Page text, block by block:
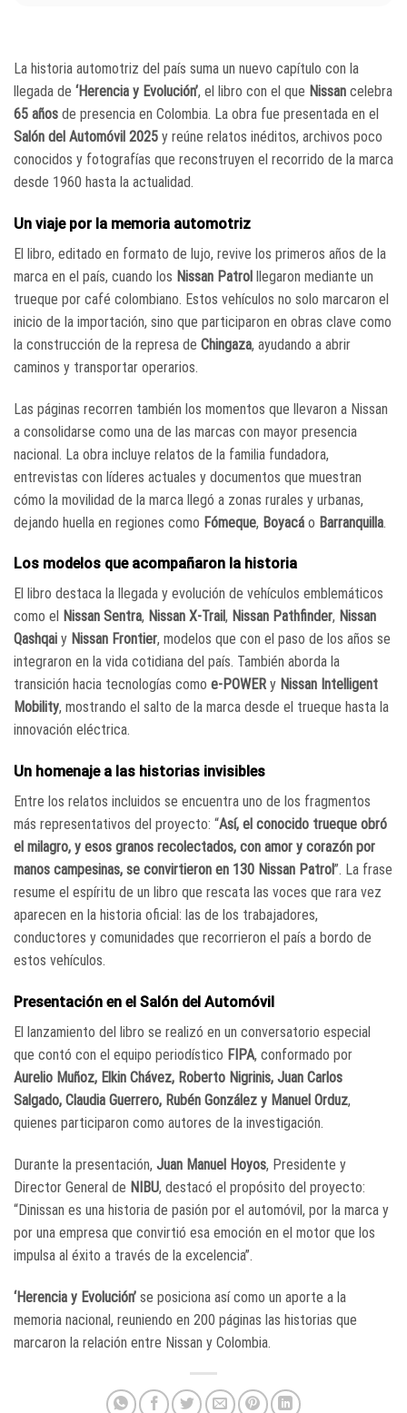
La historia automotriz del país suma un nuevo capítulo con la
llegada de ‘Herencia y Evolución’, el libro con el que Nissan celebra
65 años de presencia en Colombia. La obra fue presentada en el
Salón del Automóvil 2025 y reúne relatos inéditos, archivos poco
conocidos y fotografías que reconstruyen el recorrido de la marca
desde 1960 hasta la actualidad.
Un viaje por la memoria automotriz
El libro, editado en formato de lujo, revive los primeros años de la
marca en el país, cuando los Nissan Patrol llegaron mediante un
trueque por café colombiano. Estos vehículos no solo marcaron el
inicio de la importación, sino que participaron en obras clave como
la construcción de la represa de Chingaza, ayudando a abrir
caminos y transportar operarios.
Las páginas recorren también los momentos que llevaron a Nissan
a consolidarse como una de las marcas con mayor presencia
nacional. La obra incluye relatos de la familia fundadora,
entrevistas con líderes actuales y documentos que muestran
cómo la movilidad de la marca llegó a zonas rurales y urbanas,
dejando huella en regiones como Fómeque, Boyacá o Barranquilla.
Los modelos que acompañaron la historia
El libro destaca la llegada y evolución de vehículos emblemáticos
como el Nissan Sentra, Nissan X-Trail, Nissan Pathfinder, Nissan
Qashqai y Nissan Frontier, modelos que con el paso de los años se
integraron en la vida cotidiana del país. También aborda la
transición hacia tecnologías como e-POWER y Nissan Intelligent
Mobility, mostrando el salto de la marca desde el trueque hasta la
innovación eléctrica.
Un homenaje a las historias invisibles
Entre los relatos incluidos se encuentra uno de los fragmentos
más representativos del proyecto: “Así, el conocido trueque obró
el milagro, y esos granos recolectados, con amor y corazón por
manos campesinas, se convirtieron en 130 Nissan Patrol”. La frase
resume el espíritu de un libro que rescata las voces que rara vez
aparecen en la historia oficial: las de los trabajadores,
conductores y comunidades que recorrieron el país a bordo de
estos vehículos.
Presentación en el Salón del Automóvil
El lanzamiento del libro se realizó en un conversatorio especial
que contó con el equipo periodístico FIPA, conformado por
Aurelio Muñoz, Elkin Chávez, Roberto Nigrinis, Juan Carlos
Salgado, Claudia Guerrero, Rubén González y Manuel Orduz,
quienes participaron como autores de la investigación.
Durante la presentación, Juan Manuel Hoyos, Presidente y
Director General de NIBU, destacó el propósito del proyecto:
“Dinissan es una historia de pasión por el automóvil, por la marca y
por una empresa que convirtió esa emoción en el motor que los
impulsa al éxito a través de la excelencia”.
‘Herencia y Evolución’ se posiciona así como un aporte a la
memoria nacional, reuniendo en 200 páginas las historias que
marcaron la relación entre Nissan y Colombia.